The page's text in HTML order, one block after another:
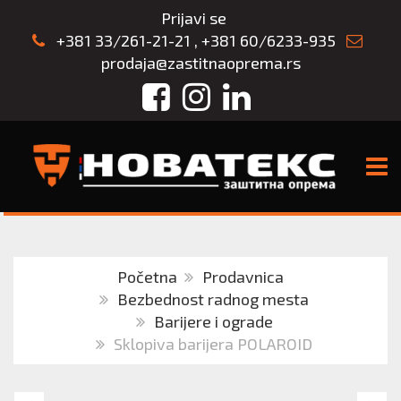
Prijavi se
+381 33/261-21-21 , +381 60/6233-935
prodaja@zastitnaoprema.rs
FacebookInstagram
LinkedIn
Početna
Prodavnica
Bezbednost radnog mesta
Barijere i ograde
Sklopiva barijera POLAROID